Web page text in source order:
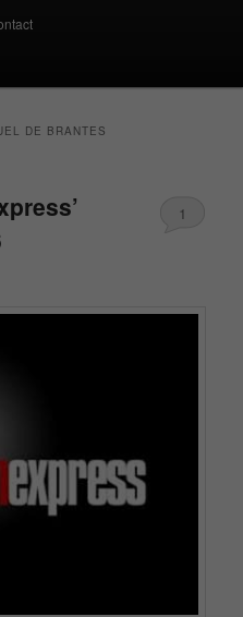
DE BRANTES
1